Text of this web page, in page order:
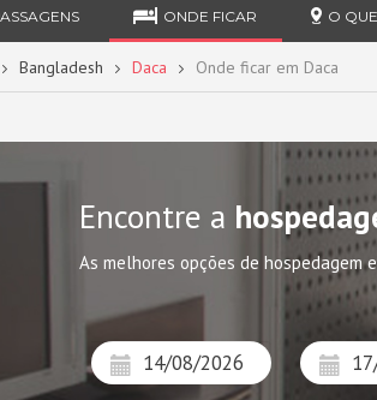
ONDE FICAR O
Bangladesh Daca Onde ficar em Daca
Encontre a
As melhores opções de hospedagem